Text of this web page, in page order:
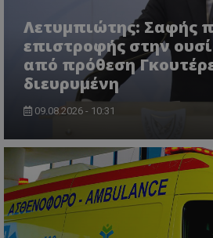
Λετυμπιώτης: Σαφής
επιστροφής στην
από πρόθεση
διευρυμένη
09.08.2026 - 10:31